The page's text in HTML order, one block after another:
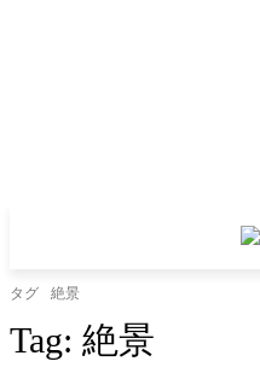
タグ 絶景
Tag: 絶景